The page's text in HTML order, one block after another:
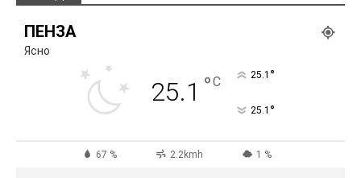
ПЕНЗА
Ясно
25.1 °C 25.1 °
25.1 °
67 % 2.2kmh 1 %